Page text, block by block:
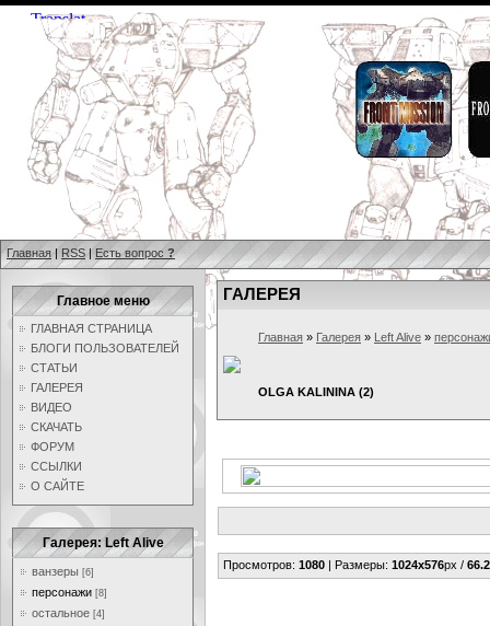
Главная | RSS | Есть вопрос ?
Главное меню
ГЛАВНАЯ СТРАНИЦА
БЛОГИ ПОЛЬЗОВАТЕЛЕЙ
СТАТЬИ
ГАЛЕРЕЯ
ВИДЕО
СКАЧАТЬ
ФОРУМ
ССЫЛКИ
О САЙТЕ
Галерея: Left Alive
ванзеры [6]
персонажи [8]
остальное [4]
ГАЛЕРЕЯ
Главная » Галерея » Left Alive »
OLGA KALININA (2)
Просмотров: 1080 | Размеры: 1024x576px / 66.2